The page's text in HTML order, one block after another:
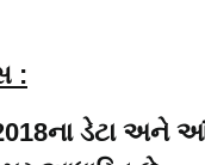
:
ડેટા અને